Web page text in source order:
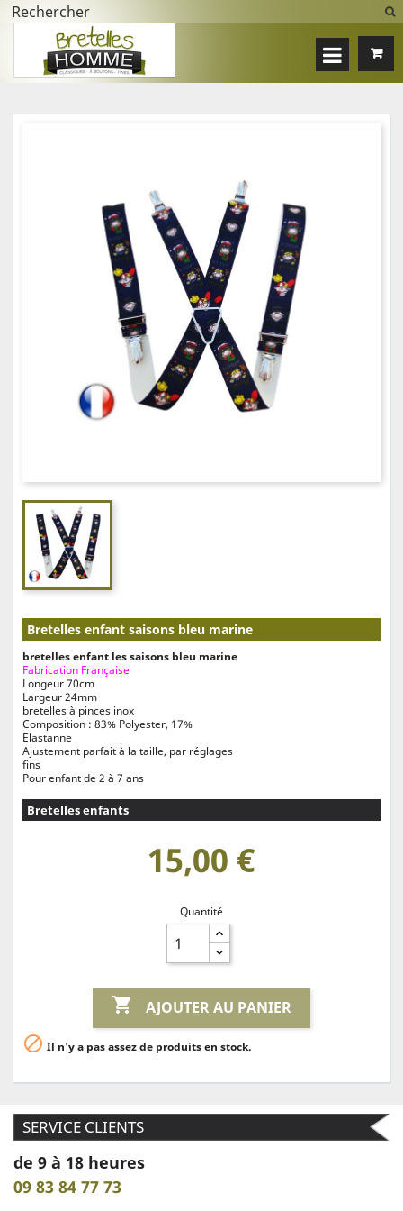
Bretelles enfant saisons bleu marine
bretelles enfant les saisons bleu marine
Fabrication Française
Longeur 70cm
Largeur 24mm
bretelles à pinces inox
Composition : 83% Polyester, 17%
Elastanne
Ajustement parfait à la taille, par réglages
fins
Pour enfant de 2 à 7 ans
Bretelles enfants
15,00 €
Quantité
 AJOUTER AU PANIER
 Il n'y a pas assez de produits en stock.
SERVICE CLIENTS
de 9 à 18 heures
09 83 84 77 73